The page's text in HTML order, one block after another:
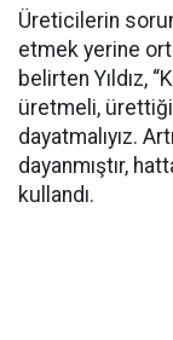
Üreticilerin
etmek yerine
belirten Yıldız,
üretmeli,
dayatmalıyız.
dayanmıştır,
kullandı.